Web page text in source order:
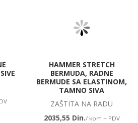
HAMMER STRETCH
BERMUDA, RADNE
BERMUDE SA ELASTINOM,
TAMNO SIVA
ZAŠTITA NA RADU
2035,55 Din./ kom + PDV